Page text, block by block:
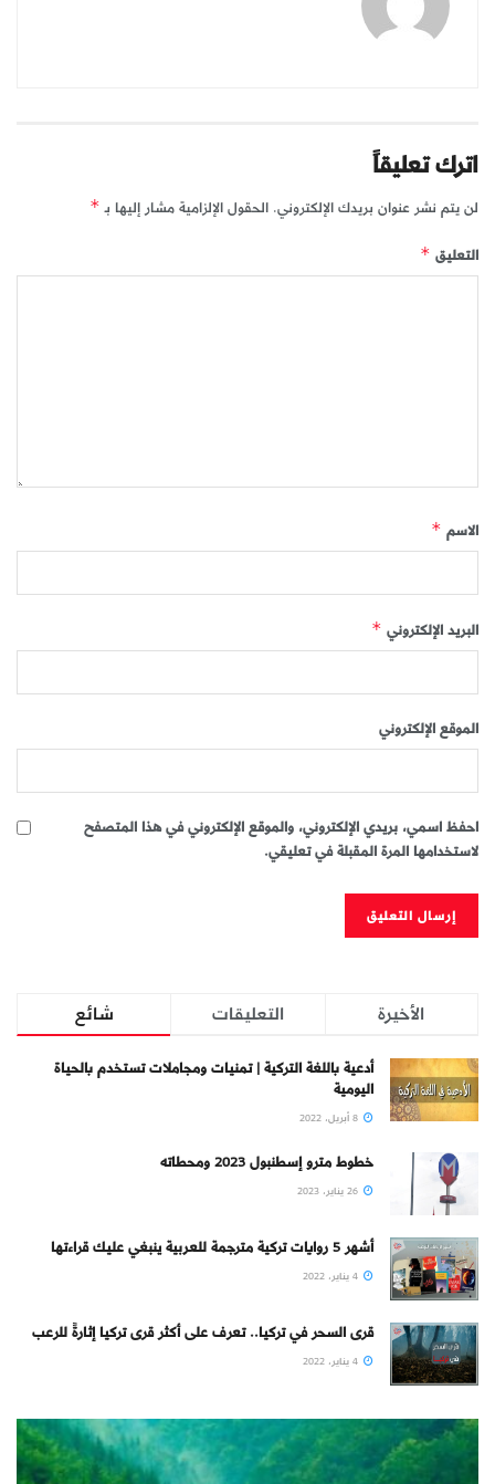
اترك تعليقاً
لن يتم نشر عنوان بريدك الإلكتروني. الحقول الإلزامية مشار إليها بـ *
التعليق *
الاسم *
البريد الإلكتروني *
الموقع الإلكتروني
احفظ اسمي، بريدي الإلكتروني، والموقع الإلكتروني في هذا المتصفح
لاستخدامها المرة المقبلة في تعليقي.
شائع التعليقات الأخيرة
أدعية باللغة التركية | تمنيات ومجاملات تستخدم بالحياة
اليومية
خطوط مترو إسطنبول 2023 ومحطاته
أشهر 5 روايات تركية مترجمة للعربية ينبغي عليك قراءتها
قرى السحر في تركيا.. تعرف على أكثر قرى تركيا إثارةً للرعب